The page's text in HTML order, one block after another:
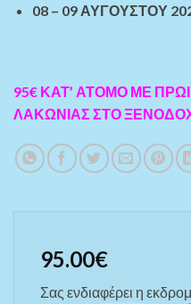
08 – 09 ΑΥΓΟΥΣΤΟΥ
95€ ΚΑΤ’ ΑΤΟΜΟ ΜΕ
ΛΑΚΩΝΙΑΣ ΣΤΟ
95.00€
Σας ενδιαφέρει η